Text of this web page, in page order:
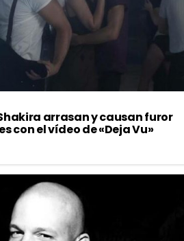
arrasan y causan furor
con el vídeo de «Deja Vu»